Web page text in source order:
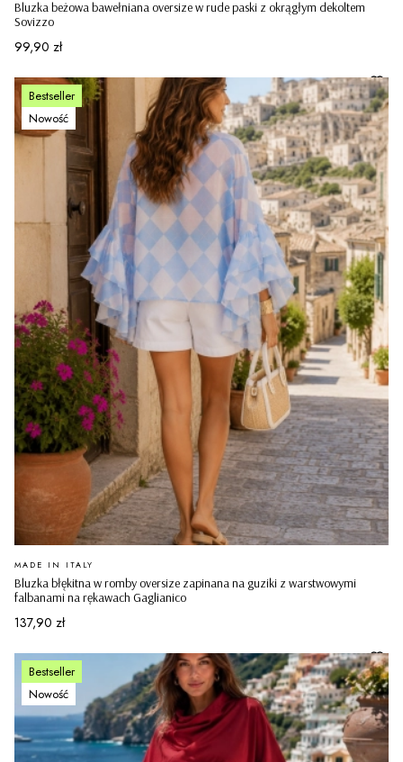
Bluzka beżowa bawełniana oversize w rude paski z okrągłym dekoltem
Sovizzo
Cena
99,90 zł
Bestseller
Nowość
Bluzka błękitna w romby oversize zapinana na guziki z warstwowymi
falbanami na rękawach Gaglianico
PRODUCENT
MADE IN ITALY
Cena
137,90 zł
Bestseller
Nowość